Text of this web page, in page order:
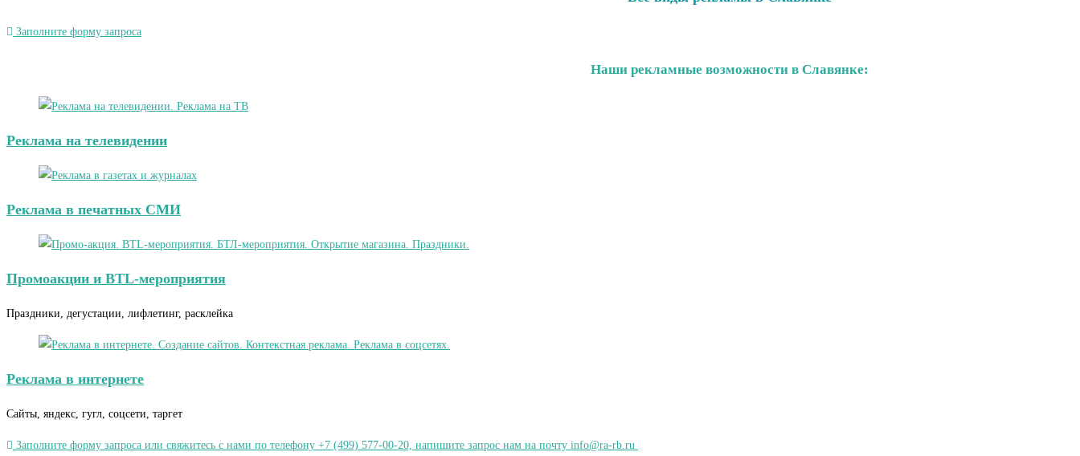
Заполните форму запроса
Наши рекламные возможности в Славянке:
Реклама на телевидении
Реклама в печатных СМИ
Промоакции и BTL-мероприятия
Праздники, дегустации, лифлетинг, расклейка
Реклама в интернете
Сайты, яндекс, гугл, соцсети, таргет
Заполните форму запроса или свяжитесь с нами по телефону +7 (499) 577-00-20, напишите запрос нам на почту info@ra-rb.ru